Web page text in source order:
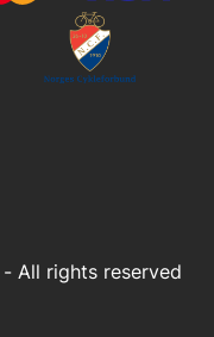
All rights reserved